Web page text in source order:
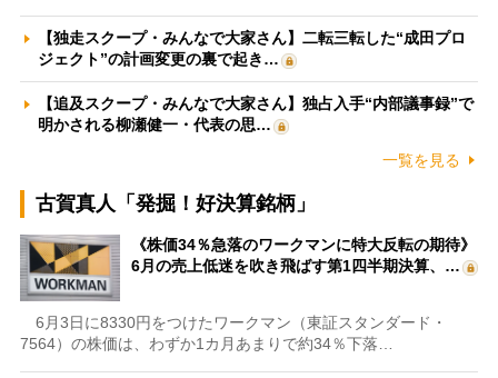
【独走スクープ・みんなで大家さん】二転三転した“成田プロ
ジェクト”の計画変更の裏で起き…
【追及スクープ・みんなで大家さん】独占入手“内部議事録”で
明かされる柳瀬健一・代表の思…
一覧を見る
古賀真人「発掘！好決算銘柄」
《株価34％急落のワークマンに特大反転の期待》
6月の売上低迷を吹き飛ばす第1四半期決算、…
6月3日に8330円をつけたワークマン（東証スタンダード・
7564）の株価は、わずか1カ月あまりで約34％下落…